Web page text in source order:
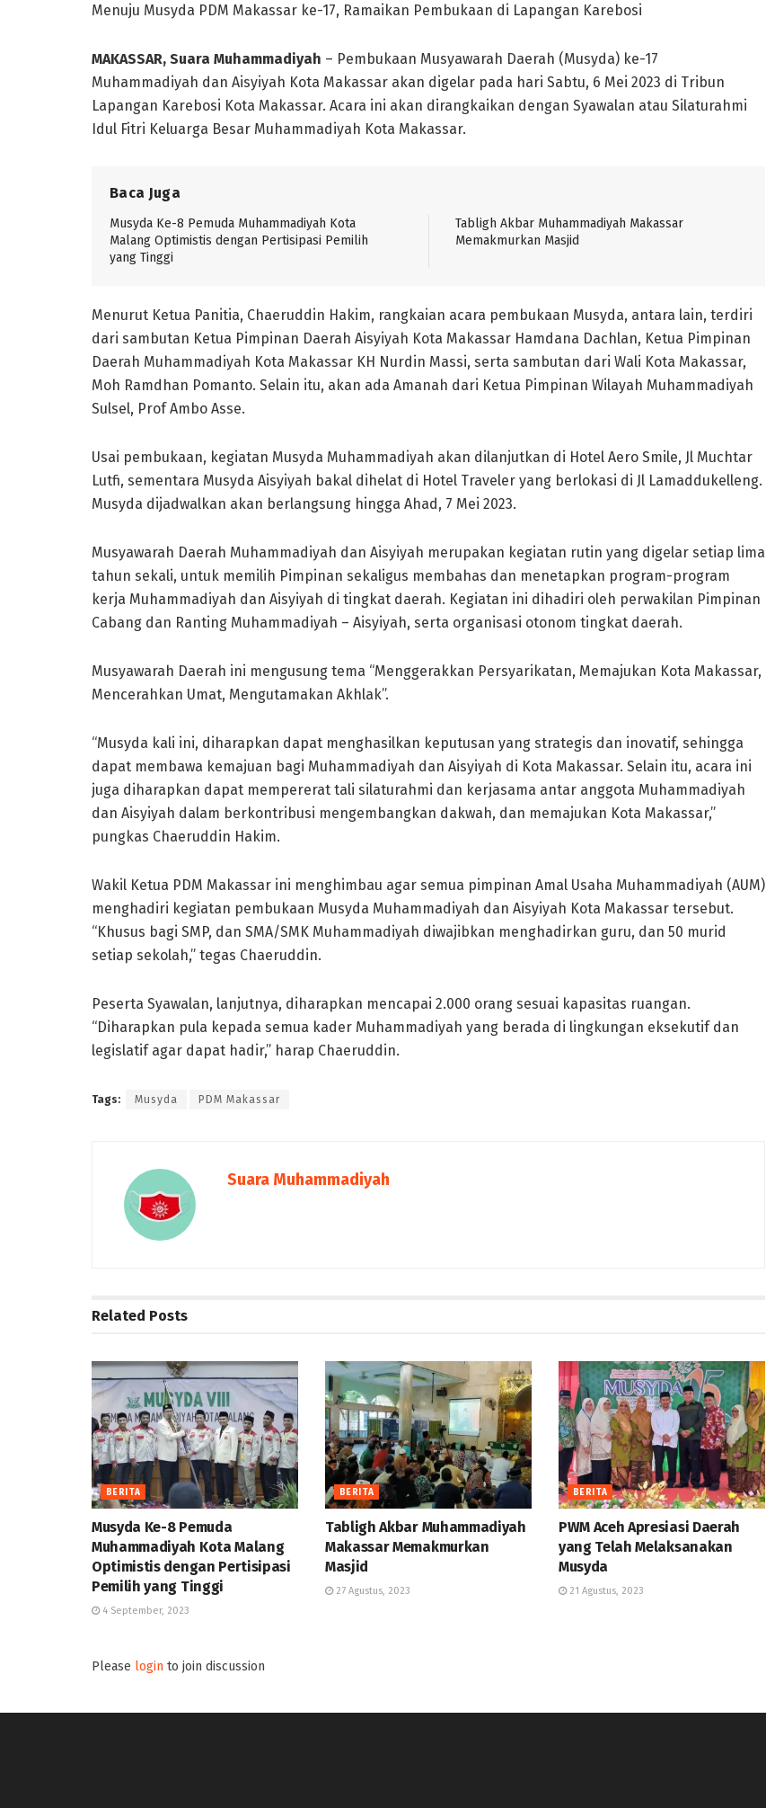
Menuju Musyda PDM Makassar ke-17, Ramaikan Pembukaan di Lapangan Karebosi
MAKASSAR, Suara Muhammadiyah – Pembukaan Musyawarah Daerah (Musyda) ke-17
Muhammadiyah dan Aisyiyah Kota Makassar akan digelar pada hari Sabtu, 6 Mei 2023 di Tribun
Lapangan Karebosi Kota Makassar. Acara ini akan dirangkaikan dengan Syawalan atau Silaturahmi
Idul Fitri Keluarga Besar Muhammadiyah Kota Makassar.
Baca Juga
Musyda Ke-8 Pemuda Muhammadiyah Kota
Malang Optimistis dengan Pertisipasi Pemilih
yang Tinggi
Tabligh Akbar Muhammadiyah Makassar
Memakmurkan Masjid
Menurut Ketua Panitia, Chaeruddin Hakim, rangkaian acara pembukaan Musyda, antara lain, terdiri
dari sambutan Ketua Pimpinan Daerah Aisyiyah Kota Makassar Hamdana Dachlan, Ketua Pimpinan
Daerah Muhammadiyah Kota Makassar KH Nurdin Massi, serta sambutan dari Wali Kota Makassar,
Moh Ramdhan Pomanto. Selain itu, akan ada Amanah dari Ketua Pimpinan Wilayah Muhammadiyah
Sulsel, Prof Ambo Asse.
Usai pembukaan, kegiatan Musyda Muhammadiyah akan dilanjutkan di Hotel Aero Smile, Jl Muchtar
Lutfi, sementara Musyda Aisyiyah bakal dihelat di Hotel Traveler yang berlokasi di Jl Lamaddukelleng.
Musyda dijadwalkan akan berlangsung hingga Ahad, 7 Mei 2023.
Musyawarah Daerah Muhammadiyah dan Aisyiyah merupakan kegiatan rutin yang digelar setiap lima
tahun sekali, untuk memilih Pimpinan sekaligus membahas dan menetapkan program-program
kerja Muhammadiyah dan Aisyiyah di tingkat daerah. Kegiatan ini dihadiri oleh perwakilan Pimpinan
Cabang dan Ranting Muhammadiyah – Aisyiyah, serta organisasi otonom tingkat daerah.
Musyawarah Daerah ini mengusung tema “Menggerakkan Persyarikatan, Memajukan Kota Makassar,
Mencerahkan Umat, Mengutamakan Akhlak”.
“Musyda kali ini, diharapkan dapat menghasilkan keputusan yang strategis dan inovatif, sehingga
dapat membawa kemajuan bagi Muhammadiyah dan Aisyiyah di Kota Makassar. Selain itu, acara ini
juga diharapkan dapat mempererat tali silaturahmi dan kerjasama antar anggota Muhammadiyah
dan Aisyiyah dalam berkontribusi mengembangkan dakwah, dan memajukan Kota Makassar,”
pungkas Chaeruddin Hakim.
Wakil Ketua PDM Makassar ini menghimbau agar semua pimpinan Amal Usaha Muhammadiyah (AUM)
menghadiri kegiatan pembukaan Musyda Muhammadiyah dan Aisyiyah Kota Makassar tersebut.
“Khusus bagi SMP, dan SMA/SMK Muhammadiyah diwajibkan menghadirkan guru, dan 50 murid
setiap sekolah,” tegas Chaeruddin.
Peserta Syawalan, lanjutnya, diharapkan mencapai 2.000 orang sesuai kapasitas ruangan.
“Diharapkan pula kepada semua kader Muhammadiyah yang berada di lingkungan eksekutif dan
legislatif agar dapat hadir,” harap Chaeruddin.
Tags: Musyda PDM Makassar
Suara Muhammadiyah
Related Posts
BERITA
Musyda Ke-8 Pemuda
Muhammadiyah Kota Malang
Optimistis dengan Pertisipasi
Pemilih yang Tinggi
4 September, 2023
BERITA
Tabligh Akbar Muhammadiyah
Makassar Memakmurkan
Masjid
27 Agustus, 2023
BERITA
PWM Aceh Apresiasi Daerah
yang Telah Melaksanakan
Musyda
21 Agustus, 2023
Please login to join discussion